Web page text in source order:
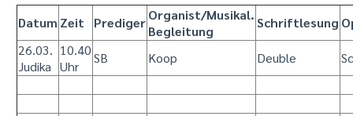
Datum Zeit PredigerOrganist/Musikal.
Begleitung
Schriftlesung
26.03.
Judika
10.40
Uhr
SB Koop Deuble